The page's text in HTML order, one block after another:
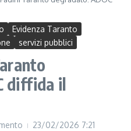
Evidenza Taranto
servizi pubblici
diffida il
23/02/2026 7:21